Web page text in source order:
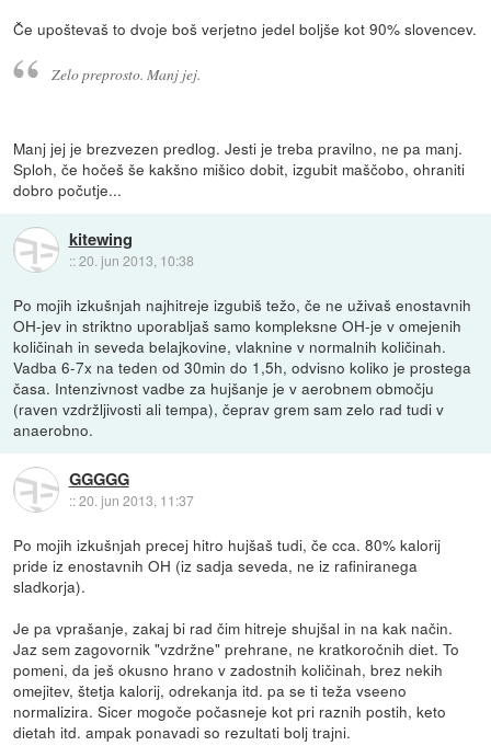
Če upoštevaš to dvoje boš verjetno jedel boljše kot 90% slovencev.
Zelo preprosto. Manj jej.
Manj jej je brezvezen predlog. Jesti je treba pravilno, ne pa manj.
Sploh, če hočeš še kakšno mišico dobit, izgubit maščobo, ohraniti
dobro počutje...
kitewing
::20. jun 2013, 10:38
Po mojih izkušnjah najhitreje izgubiš težo, če ne uživaš enostavnih
OH-jev in striktno uporabljaš samo kompleksne OH-je v omejenih
količinah in seveda belajkovine, vlaknine v normalnih količinah.
Vadba 6-7x na teden od 30min do 1,5h, odvisno koliko je prostega
časa. Intenzivnost vadbe za hujšanje je v aerobnem območju
(raven vzdržljivosti ali tempa), čeprav grem sam zelo rad tudi v
anaerobno.
GGGGG
::20. jun 2013, 11:37
Po mojih izkušnjah precej hitro hujšaš tudi, če cca. 80% kalorij
pride iz enostavnih OH (iz sadja seveda, ne iz rafiniranega
sladkorja).
Je pa vprašanje, zakaj bi rad čim hitreje shujšal in na kak način.
Jaz sem zagovornik "vzdržne" prehrane, ne kratkoročnih diet. To
pomeni, da ješ okusno hrano v zadostnih količinah, brez nekih
omejitev, štetja kalorij, odrekanja itd. pa se ti teža vseeno
normalizira. Sicer mogoče počasneje kot pri raznih postih, keto
dietah itd. ampak ponavadi so rezultati bolj trajni.